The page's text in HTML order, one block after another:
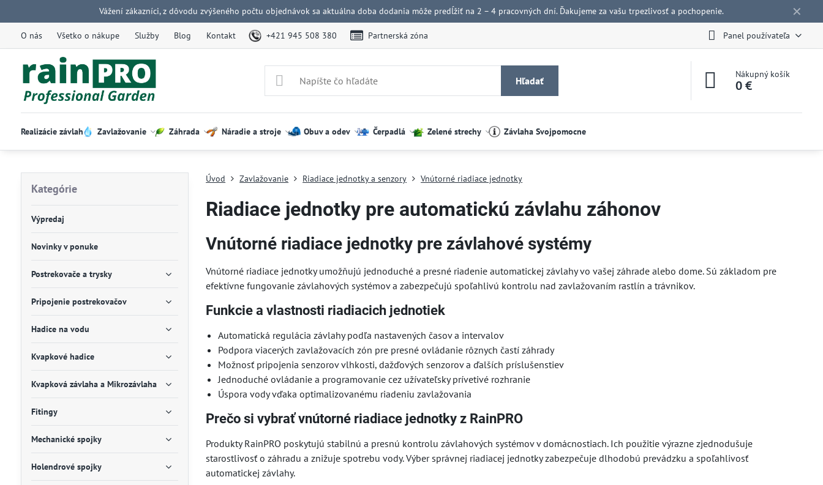
✕
Vážení zákazníci, z dôvodu zvýšeného počtu objednávok sa aktuálna doba dodania môže predĺžiť na 2 – 4 pracovných dní. Ďakujeme za vašu trpezlivosť a pochopenie.
O nás Všetko o nákupe Služby Blog Kontakt +421 945 508 380 Partnerská zóna Panel používateľa
Hľadať
Nákupný košík
0 €
Realizácie závlah Zavlažovanie Záhrada Náradie a stroje Obuv a odev Čerpadlá Zelené strechy Závlaha Svojpomocne
Úvod Zavlažovanie Riadiace jednotky a senzory Vnútorné riadiace jednotky
Riadiace jednotky pre automatickú závlahu záhonov
Vnútorné riadiace jednotky pre závlahové systémy
Vnútorné riadiace jednotky umožňujú jednoduché a presné riadenie automatickej závlahy vo vašej záhrade alebo dome. Sú základom pre
efektívne fungovanie závlahových systémov a zabezpečujú spoľahlivú kontrolu nad zavlažovaním rastlín a trávnikov.
Funkcie a vlastnosti riadiacich jednotiek
Automatická regulácia závlahy podľa nastavených časov a intervalov
Podpora viacerých zavlažovacích zón pre presné ovládanie rôznych častí záhrady
Možnosť pripojenia senzorov vlhkosti, dažďových senzorov a ďalších príslušenstiev
Jednoduché ovládanie a programovanie cez užívateľsky prívetivé rozhranie
Úspora vody vďaka optimalizovanému riadeniu zavlažovania
Prečo si vybrať vnútorné riadiace jednotky z RainPRO
Produkty RainPRO poskytujú stabilnú a presnú kontrolu závlahových systémov v domácnostiach. Ich použitie výrazne zjednodušuje
starostlivosť o záhradu a znižuje spotrebu vody. Výber správnej riadiacej jednotky zabezpečuje dlhodobú prevádzku a spoľahlivosť
automatickej závlahy.
Kategórie
Výpredaj
Novinky v ponuke
Postrekovače a trysky
Pripojenie postrekovačov
Hadice na vodu
Kvapkové hadice
Kvapková závlaha a Mikrozávlaha
Fitingy
Mechanické spojky
Holendrové spojky